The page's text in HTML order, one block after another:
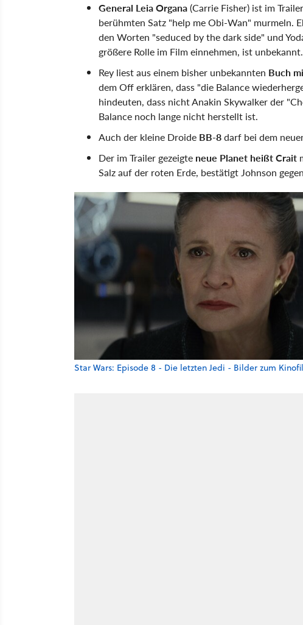
General Leia Organa(Carrie Fisher) ist im
berühmten Satz "help me Obi-Wan" murmeln.
den Worten "seduced by the dark side" und
größere Rolle im Film einnehmen, ist unbekannt.
Rey liest aus einem bisher unbekannten Buch
dem Off erklären, dass "die Balance
hindeuten, dass nicht Anakin Skywalker der
Balance noch lange nicht herstellt ist.
Auch der kleine Droide BB-8darf bei dem
Der im Trailer gezeigte neue Planet heißt Crait
Salz auf der roten Erde, bestätigt Johnson
Star Wars: Episode 8 - Die letzten Jedi - Bilder zum